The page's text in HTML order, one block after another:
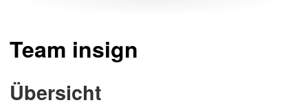
Team insign
Übersicht